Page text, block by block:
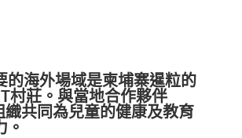
的海外場域是柬埔寨暹粒的
村莊。與當地合作夥伴
織共同為兒童的健康及教育
。